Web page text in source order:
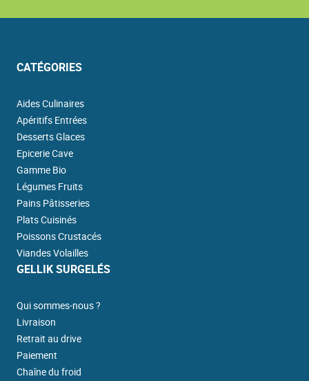
CATÉGORIES
Aides Culinaires
Apéritifs Entrées
Desserts Glaces
Epicerie Cave
Gamme Bio
Légumes Fruits
Pains Pâtisseries
Plats Cuisinés
Poissons Crustacés
Viandes Volailles
GELLIK SURGELÉS
Qui sommes-nous ?
Livraison
Retrait au drive
Paiement
Chaîne du froid